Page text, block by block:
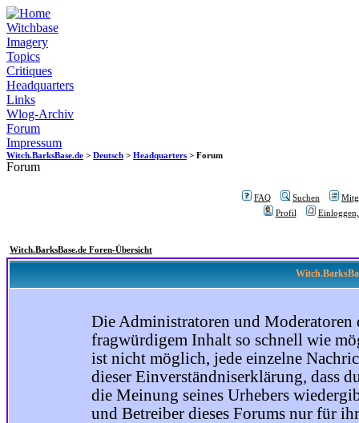
Witchbase
Imagery
Topics
Critiques
Headquarters
Links
Wlog-Archiv
Forum
Impressum
Witch.BarksBase.de > Deutsch > Headquarters > Forum
Forum
FAQ Suchen
Profil
Witch.BarksBase.de Foren-Übersicht
Die Administratoren und Moderatoren
fragwürdigem Inhalt so schnell wie
ist nicht möglich, jede einzelne
dieser Einverständniserklärung, dass
die Meinung seines Urhebers
und Betreiber dieses Forums nur für